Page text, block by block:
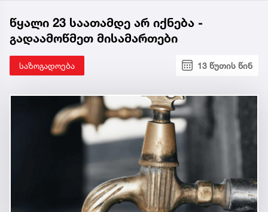
წყალი 23 საათამდე არ იქნება -
გადაამოწმეთ მისამართები
საზოგადოება 13 წუთის წინ